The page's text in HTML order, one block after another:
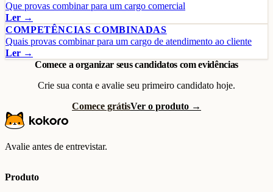
Que provas combinar para um cargo comercial
Ler →
COMPETÊNCIAS COMBINADAS
Quais provas combinar para um cargo de atendimento ao cliente
Ler →
Comece a organizar seus candidatos com evidências
Crie sua conta e avalie seu primeiro candidato hoje.
Comece grátisVer o produto →
Avalie antes de entrevistar.
Produto